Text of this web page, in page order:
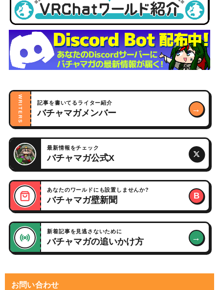
WRITERS 記事を書いてるライター紹介
バチャマガメンバー →
最新情報をチェック
バチャマガ公式X
あなたのワールドにも設置しませんか?
バチャマガ壁新聞 B
新着記事を見逃さないために
バチャマガの追いかけ方 →
お問い合わせ